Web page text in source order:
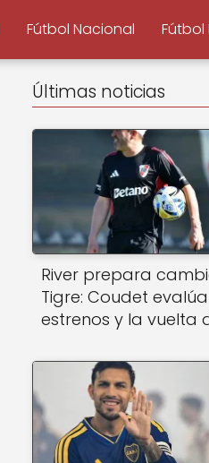
Fútbol Nacional
Últimas noticias
River prepara
Tigre: Coudet
estrenos y la vuelta